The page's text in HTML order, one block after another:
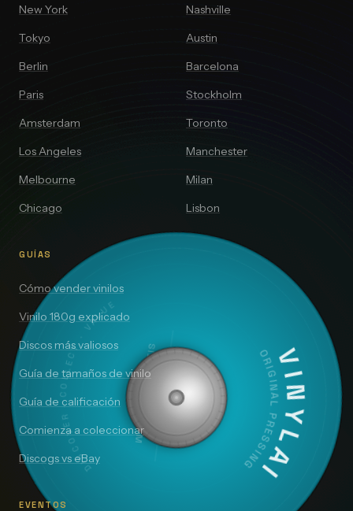
VINYLAI
ORIGINAL PRESSING
SIDE A — 33⅓ RPM
DISCOVER · COLLECT · VALUE
New York
Tokyo
Berlin
Paris
Amsterdam
Los Angeles
Melbourne
Chicago
Nashville
Austin
Barcelona
Stockholm
Toronto
Manchester
Milan
Lisbon
GUÍAS
Cómo vender vinilos
Vinilo 180g explicado
Discos más valiosos
Guía de tamaños de vinilo
Guía de calificación
Comienza a coleccionar
Discogs vs eBay
EVENTOS